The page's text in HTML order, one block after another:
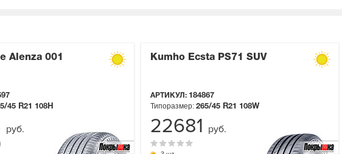
Alenza 001
45 R21 108H
руб.
Kumho Ecsta PS71 SUV
АРТИКУЛ: 184867
Типоразмер: 265/45 R21 108W
22681 руб.